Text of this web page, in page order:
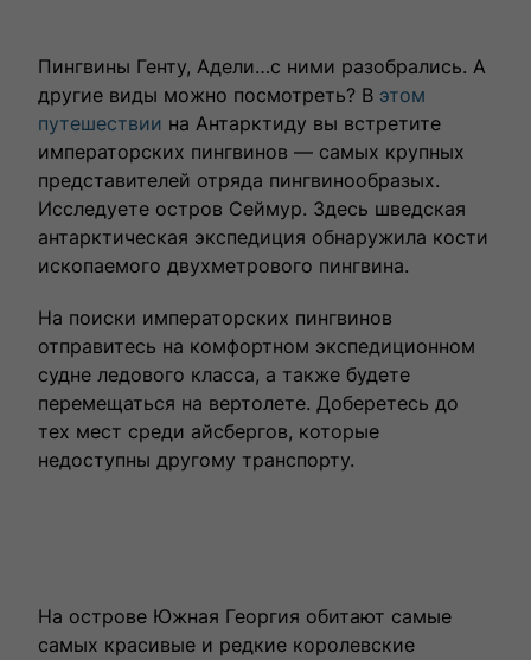
Пингвины Генту, Адели…с ними разобрались. А
другие виды можно посмотреть? В этом
путешествии на Антарктиду вы встретите
императорских пингвинов — самых крупных
представителей отряда пингвинообразых.
Исследуете остров Сеймур. Здесь шведская
антарктическая экспедиция обнаружила кости
ископаемого двухметрового пингвина.
На поиски императорских пингвинов
отправитесь на комфортном экспедиционном
судне ледового класса, а также будете
перемещаться на вертолете. Доберетесь до
тех мест среди айсбергов, которые
недоступны другому транспорту.
На острове Южная Георгия обитают самые
самых красивые и редкие королевские